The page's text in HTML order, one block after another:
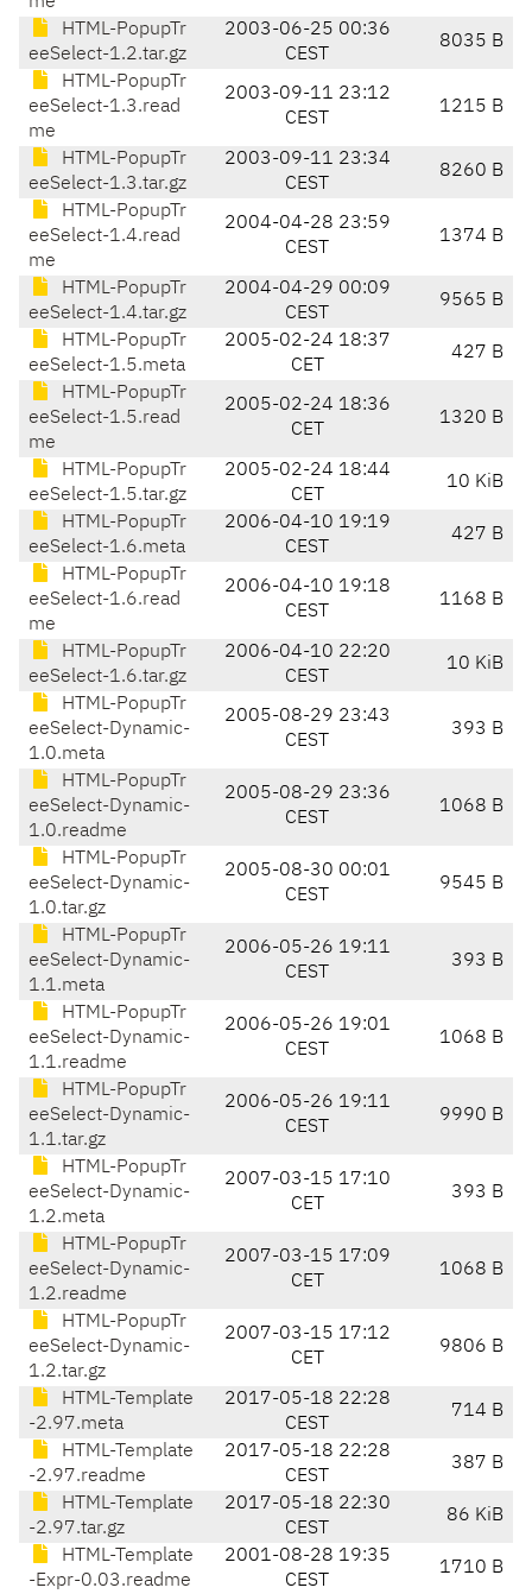
HTML-PopupTr
eeSelect-1.2.tar.gz
2003-06-25 00:36
CEST
8035 B
HTML-PopupTr
eeSelect-1.3.read
me
2003-09-11 23:12
CEST
1215 B
HTML-PopupTr
eeSelect-1.3.tar.gz
2003-09-11 23:34
CEST
8260 B
HTML-PopupTr
eeSelect-1.4.read
me
2004-04-28 23:59
CEST
1374 B
HTML-PopupTr
eeSelect-1.4.tar.gz
2004-04-29 00:09
CEST
9565 B
HTML-PopupTr
eeSelect-1.5.meta
2005-02-24 18:37
CET
427 B
HTML-PopupTr
eeSelect-1.5.read
me
2005-02-24 18:36
CET
1320 B
HTML-PopupTr
eeSelect-1.5.tar.gz
2005-02-24 18:44
CET
10 KiB
HTML-PopupTr
eeSelect-1.6.meta
2006-04-10 19:19
CEST
427 B
HTML-PopupTr
eeSelect-1.6.read
me
2006-04-10 19:18
CEST
1168 B
HTML-PopupTr
eeSelect-1.6.tar.gz
2006-04-10 22:20
CEST
10 KiB
HTML-PopupTr
eeSelect-Dynamic-
1.0.meta
2005-08-29 23:43
CEST
393 B
HTML-PopupTr
eeSelect-Dynamic-
1.0.readme
2005-08-29 23:36
CEST
1068 B
HTML-PopupTr
eeSelect-Dynamic-
1.0.tar.gz
2005-08-30 00:01
CEST
9545 B
HTML-PopupTr
eeSelect-Dynamic-
1.1.meta
2006-05-26 19:11
CEST
393 B
HTML-PopupTr
eeSelect-Dynamic-
1.1.readme
2006-05-26 19:01
CEST
1068 B
HTML-PopupTr
eeSelect-Dynamic-
1.1.tar.gz
2006-05-26 19:11
CEST
9990 B
HTML-PopupTr
eeSelect-Dynamic-
1.2.meta
2007-03-15 17:10
CET
393 B
HTML-PopupTr
eeSelect-Dynamic-
1.2.readme
2007-03-15 17:09
CET
1068 B
HTML-PopupTr
eeSelect-Dynamic-
1.2.tar.gz
2007-03-15 17:12
CET
9806 B
HTML-Template
-2.97.meta
2017-05-18 22:28
CEST
714 B
HTML-Template
-2.97.readme
2017-05-18 22:28
CEST
387 B
HTML-Template
-2.97.tar.gz
2017-05-18 22:30
CEST
86 KiB
HTML-Template
-Expr-0.03.readme
2001-08-28 19:35
CEST
1710 B